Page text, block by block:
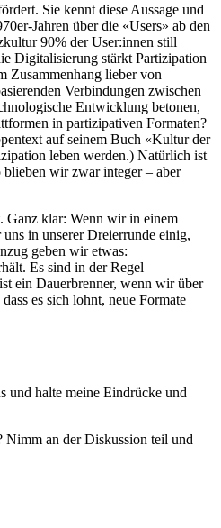
Sie kennt diese Aussage und
Jahren über die «Users» ab den
90% der User:innen still
Digitalisierung stärkt Partizipation
Zusammenhang lieber von
Verbindungen zwischen
Entwicklung betonen,
in partizipativen Formaten?
auf seinem Buch «Kultur der
leben werden.) Natürlich ist
wir zwar integer – aber
Ganz klar: Wenn wir in einem
in unserer Dreierrunde einig,
geben wir etwas:
Es sind in der Regel
ein Dauerbrenner, wenn wir über
es sich lohnt, neue Formate
und halte meine Eindrücke und
Nimm an der Diskussion teil und